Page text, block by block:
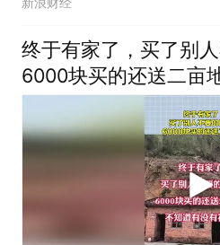
终于有家了，买了别
6000块买的还送二亩